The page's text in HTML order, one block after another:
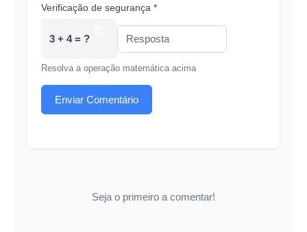
Verificação de segurança *
3 + 4 = ?
Resolva a operação matemática acima
Enviar Comentário
Seja o primeiro a comentar!